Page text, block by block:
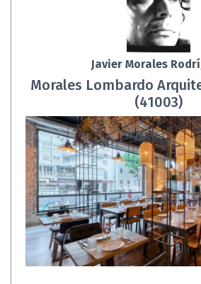
Javier Morales
Morales Lombardo
(41003)